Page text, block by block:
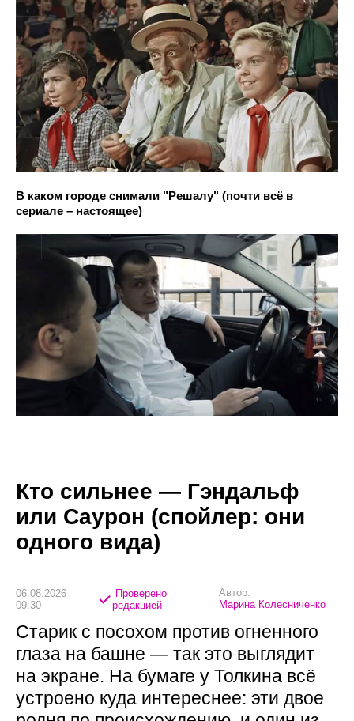
В каком городе снимали "Решалу" (почти всё в
сериале – настоящее)
Кто сильнее — Гэндальф
или Саурон (спойлер: они
одного вида)
06.08.2026
09:30
Проверено
редакцией
Автор:
Марина Колесниченко
Старик с посохом против огненного
глаза на башне — так это выглядит
на экране. На бумаге у Толкина всё
устроено куда интереснее: эти двое